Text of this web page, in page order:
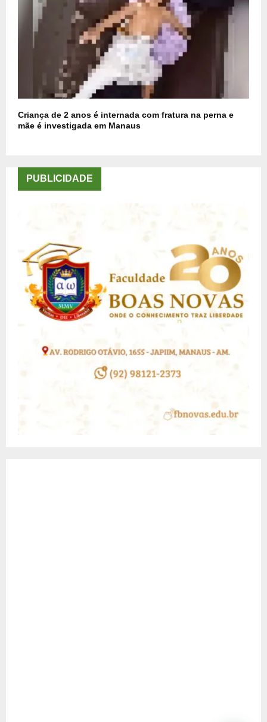
Criança de 2 anos é internada com fratura na perna e
mãe é investigada em Manaus
PUBLICIDADE